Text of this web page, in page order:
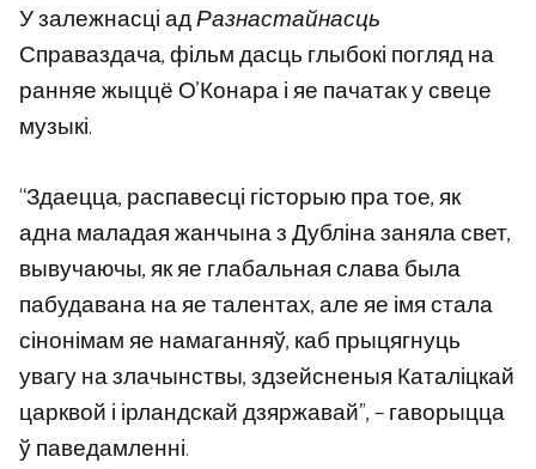
У залежнасці адРазнастайнасць
Справаздача, фільм дасць глыбокі погляд на
ранняе жыццё О’Конара і яе пачатак у свеце
музыкі.
“Здаецца, распавесці гісторыю пра тое, як
адна маладая жанчына з Дубліна заняла свет,
вывучаючы, як яе глабальная слава была
пабудавана на яе талентах, але яе імя стала
сінонімам яе намаганняў, каб прыцягнуць
увагу на злачынствы, здзейсненыя Каталіцкай
царквой і ірландскай дзяржавай”, – гаворыцца
ў паведамленні.